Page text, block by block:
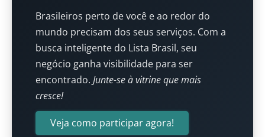
Brasileiros perto de você e ao redor do
mundo precisam dos seus serviços. Com a
busca inteligente do Lista Brasil, seu
negócio ganha visibilidade para ser
encontrado. Junte-se à vitrine que mais
cresce!
Veja como participar agora!